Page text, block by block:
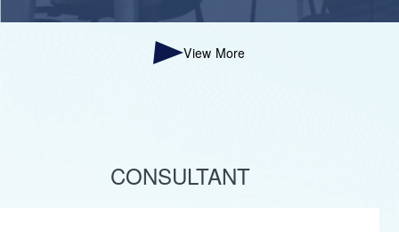
View More
CONSULTANT